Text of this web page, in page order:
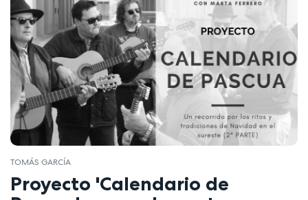
TOMÁS GARCÍA
Proyecto 'Calendario de